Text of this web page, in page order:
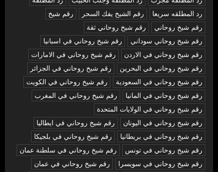
رد المطلقه سريعا
رقم الشيخ يفك السحر
رقم شيخ
رقم شيخ روحاني
رقم شيخ روحاني ثقة
رقم شيخ روحاني سوداني
رقم شيخ روحاني في اسبانيا
رقم شيخ روحاني في الاردن
رقم شيخ روحاني في الامارات
رقم شيخ روحاني في البحرين
رقم شيخ روحاني في الجزائر
رقم شيخ روحاني في السعودية
رقم شيخ روحاني في الكويت
رقم شيخ روحاني في المانيا
رقم شيخ روحاني في المغرب
رقم شيخ روحاني في الولايات المتحدة
رقم شيخ روحاني في اليونان
رقم شيخ روحاني في ايطاليا
رقم شيخ روحاني في بريطانيا
رقم شيخ روحاني في بلجيكا
رقم شيخ روحاني في تونس
رقم شيخ روحاني في سلطنة عمان
رقم شيخ روحاني في سويسرا
رقم شيخ روحاني في عمان